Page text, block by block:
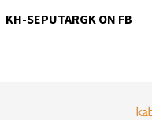
KH-SEPUTARGK ON FB